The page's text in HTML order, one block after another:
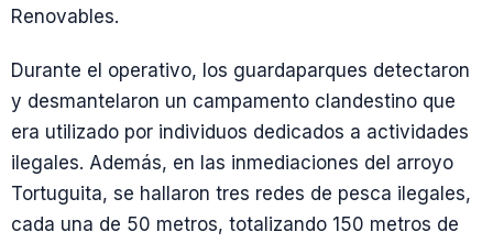
Renovables.
Durante el operativo, los guardaparques detectaron
y desmantelaron un campamento clandestino que
era utilizado por individuos dedicados a actividades
ilegales. Además, en las inmediaciones del arroyo
Tortuguita, se hallaron tres redes de pesca ilegales,
cada una de 50 metros, totalizando 150 metros de